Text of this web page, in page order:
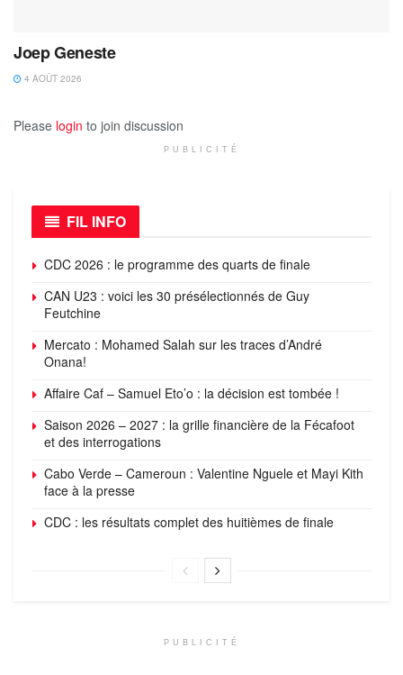
Joep Geneste
4 AOÛT 2026
Please login to join discussion
PUBLICITÉ
FIL INFO
CDC 2026 : le programme des quarts de finale
CAN U23 : voici les 30 présélectionnés de Guy
Feutchine
Mercato : Mohamed Salah sur les traces d’André
Onana!
Affaire Caf – Samuel Eto’o : la décision est tombée !
Saison 2026 – 2027 : la grille financière de la Fécafoot
et des interrogations
Cabo Verde – Cameroun : Valentine Nguele et Mayi Kith
face à la presse
CDC : les résultats complet des huitièmes de finale
PUBLICITÉ